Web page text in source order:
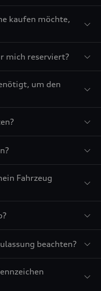
kaufen möchte,
mich reserviert?
um den
Fahrzeug
beachten?